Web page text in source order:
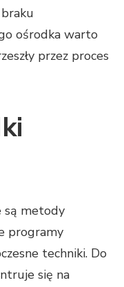
ośrodka warto
przez proces
są metody
programy
techniki. Do
się na